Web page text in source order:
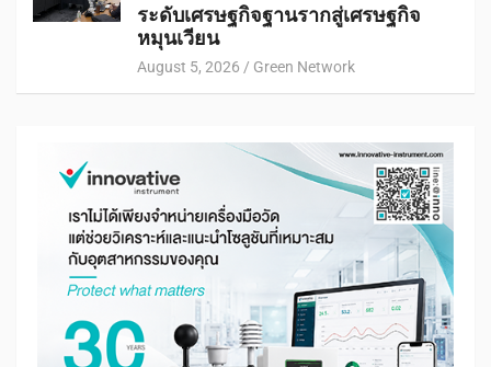
ระดับเศรษฐกิจฐานรากสู่เศรษฐกิจ
หมุนเวียน
August 5, 2026 Green Network